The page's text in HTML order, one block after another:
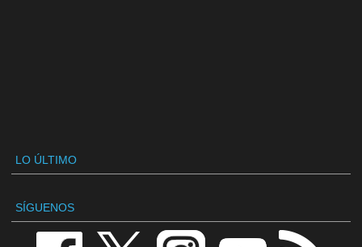
LO ÚLTIMO
SÍGUENOS